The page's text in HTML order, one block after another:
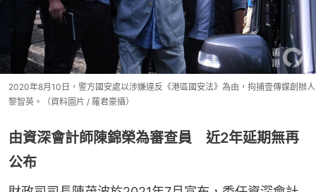
2020年8月10日，警方國安處以涉嫌違反《港區國安法》為由，拘捕壹傳媒創辦人
黎智英。（資料圖片 / 羅君豪攝）
由資深會計師陳錦榮為審查員 近2年延期無再
公布